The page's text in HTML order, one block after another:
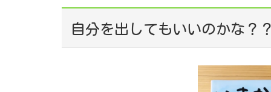
自分を出してもいいのかな？